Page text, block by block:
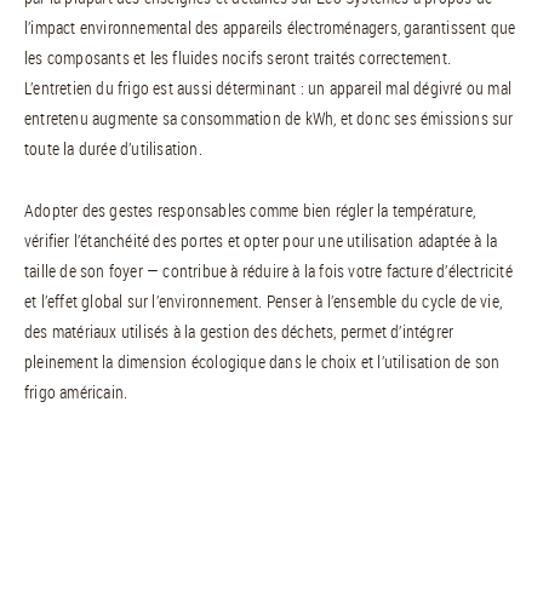
l’impact environnemental des appareils électroménagers, garantissent que
les composants et les fluides nocifs seront traités correctement.
L’entretien du frigo est aussi déterminant : un appareil mal dégivré ou mal
entretenu augmente sa consommation de kWh, et donc ses émissions sur
toute la durée d’utilisation.
Adopter des gestes responsables comme bien régler la température,
vérifier l’étanchéité des portes et opter pour une utilisation adaptée à la
taille de son foyer — contribue à réduire à la fois votre facture d’électricité
et l’effet global sur l’environnement. Penser à l’ensemble du cycle de vie,
des matériaux utilisés à la gestion des déchets, permet d’intégrer
pleinement la dimension écologique dans le choix et l’utilisation de son
frigo américain.